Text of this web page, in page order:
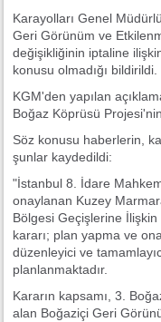
Karayolları Genel
Geri Görünüm ve
değişikliğinin iptaline
konusu olmadığı bildirildi.
KGM'den yapılan
Boğaz Köprüsü
Söz konusu haberlerin,
şunlar kaydedildi:
"İstanbul 8. İdare
onaylanan Kuzey
Bölgesi Geçişlerine İlişkin
kararı; plan yapma ve
düzenleyici ve
planlanmaktadır.
Kararın kapsamı, 3.
alan Boğaziçi Geri